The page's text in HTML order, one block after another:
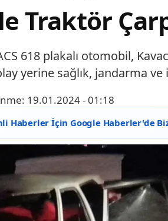
Traktör
618 plakalı otomobil,
yerine sağlık, jandarma
19.01.2024 - 01:18
Haberler İçin Google Haberler'de